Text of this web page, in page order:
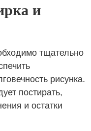
и
тщательно
рисунка.
постирать,
и остатки